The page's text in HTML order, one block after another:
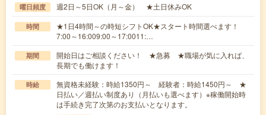
曜日頻度 週2日～5日OK（月～金） ★土日休みOK
時間
★1日4時間～の時短シフトOK★スタート時間選べます！
7:00～16:009:00～17:0011:…
期間
開始日はご相談ください！ ★急募 ★職場が気に入れば、
長期でも働けます！
時給
無資格未経験：時給1350円～ 経験者：時給1450円～ ★
日払い／週払い制度あり（月払いも選べます）※稼働開始時
は手続き完了次第のお支払いとなります。